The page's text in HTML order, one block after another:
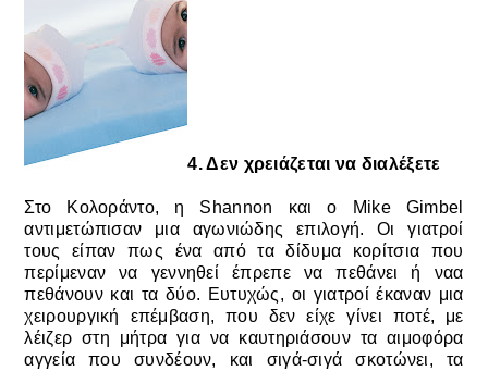
4. Δεν χρειάζεται να διαλέξετε
Στο Κολοράντο, η Shannon και ο Mike Gimbel
αντιμετώπισαν μια αγωνιώδης επιλογή.
Οι γιατροί
τους είπαν πως ένα από τα δίδυμα κορίτσια που
περίμεναν να γεννηθεί έπρεπε να πεθάνει ή ναα
πεθάνουν και τα δύο. Ευτυχώς, οι γιατροί έκαναν μια
χειρουργική επέμβαση, που δεν είχε γίνει ποτέ, με
λέιζερ στη μήτρα για να καυτηριάσουν τα αιμοφόρα
αγγεία που συνδέουν, και σιγά-σιγά σκοτώνει, τα